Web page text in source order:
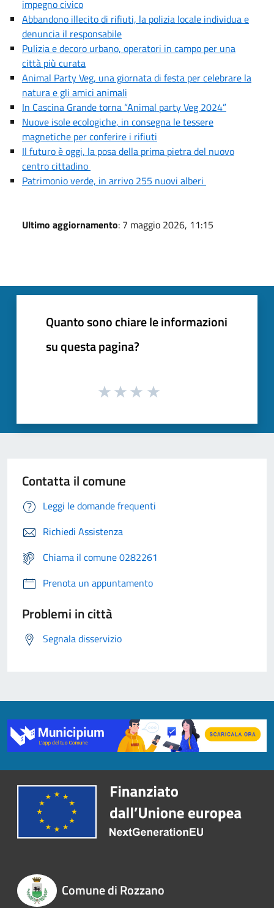
impegno civico
Abbandono illecito di rifiuti, la polizia locale individua e
denuncia il responsabile
Pulizia e decoro urbano, operatori in campo per una
città più curata
Animal Party Veg, una giornata di festa per celebrare la
natura e gli amici animali
In Cascina Grande torna “Animal party Veg 2024”
Nuove isole ecologiche, in consegna le tessere
magnetiche per conferire i rifiuti
Il futuro è oggi, la posa della prima pietra del nuovo
centro cittadino
Patrimonio verde, in arrivo 255 nuovi alberi
Ultimo aggiornamento: 7 maggio 2026, 11:15
Quanto sono chiare le informazioni
su questa pagina?
Contatta il comune
Leggi le domande frequenti
Richiedi Assistenza
Chiama il comune 0282261
Prenota un appuntamento
Problemi in città
Segnala disservizio
Comune di Rozzano